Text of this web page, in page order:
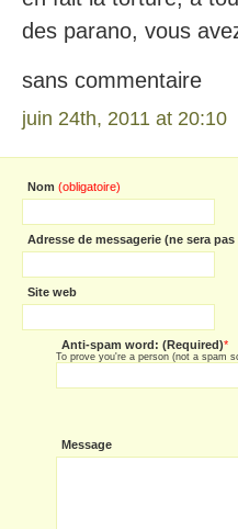
des parano, vous
sans commentaire
juin 24th, 2011 at 20:10
Nom (obligatoire)
Adresse de messagerie (ne sera
Site web
Anti-spam word: (Required)*
To prove you're a person (not a spam
Message